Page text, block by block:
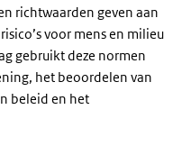
richtwaarden geven aan
voor mens en milieu
gebruikt deze normen
het beoordelen van
beleid en het